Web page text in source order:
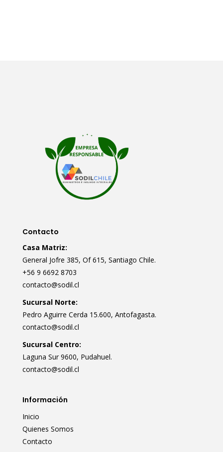
Contacto
Casa Matriz:
General Jofre 385, Of 615, Santiago Chile.
+56 9 6692 8703
contacto@sodil.cl
Sucursal Norte:
Pedro Aguirre Cerda 15.600, Antofagasta.
contacto@sodil.cl
Sucursal Centro:
Laguna Sur 9600, Pudahuel.
contacto@sodil.cl
Información
Inicio
Quienes Somos
Contacto